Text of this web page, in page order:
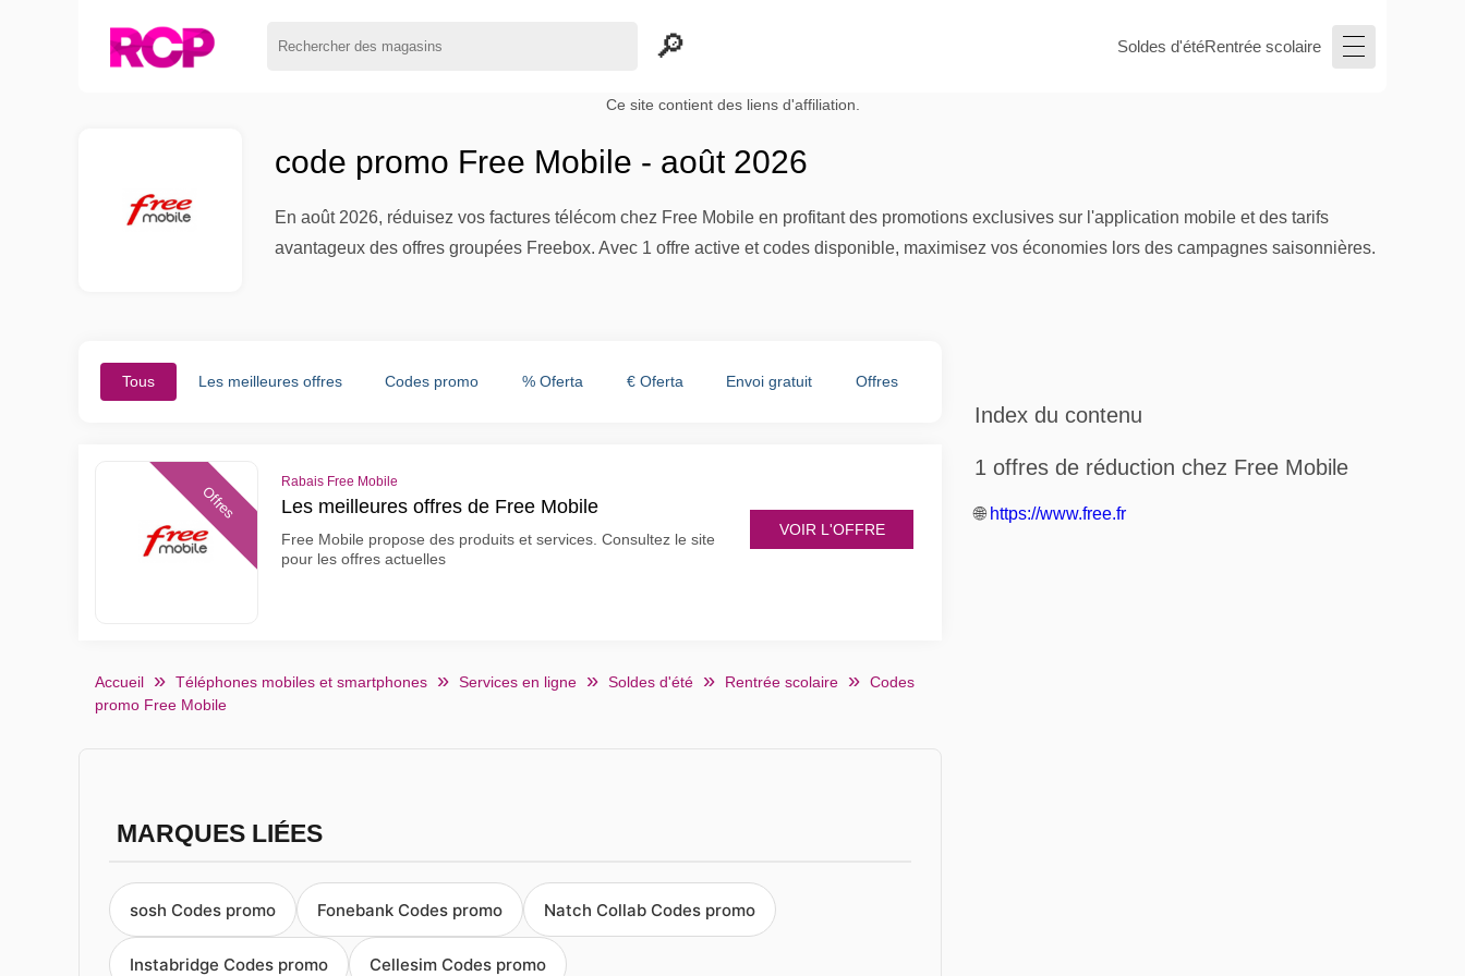
Soldes d'étéRentrée scolaire
Ce site contient des liens d'affiliation.
code promo Free Mobile - août 2026
En août 2026, réduisez vos factures télécom chez Free Mobile en profitant des promotions exclusives sur l'application mobile et des tarifs
avantageux des offres groupées Freebox. Avec 1 offre active et codes disponible, maximisez vos économies lors des campagnes saisonnières.
Tous Les meilleures offres Codes promo % Oferta € Oferta Envoi gratuit Offres
Offres
Rabais Free Mobile
Les meilleures offres de Free Mobile
Free Mobile propose des produits et services. Consultez le site
pour les offres actuelles
VOIR L'OFFRE
Accueil Téléphones mobiles et smartphones Services en ligne Soldes d'été Rentrée scolaire
Codes
promo Free Mobile
MARQUES LIÉES
sosh Codes promo Fonebank Codes promo Natch Collab Codes promo
Instabridge Codes promo Cellesim Codes promo
Index du contenu
1 offres de réduction chez Free Mobile
🌐 https://www.free.fr